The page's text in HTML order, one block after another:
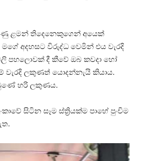
ළමන් තිදෙනෙකුගෙන් අයෙක්
අදහසට විරුද්ධ වෙමින් එය වැරදි
පහලොවක් දී කීවේ ඔබ කවදා හෝ
ලකුණත් යොදන්නැයි කියාය.
හරි ලකුණය.
සිටින සෑම ස්ත්‍රියක්ම පාහේ පුංචිම